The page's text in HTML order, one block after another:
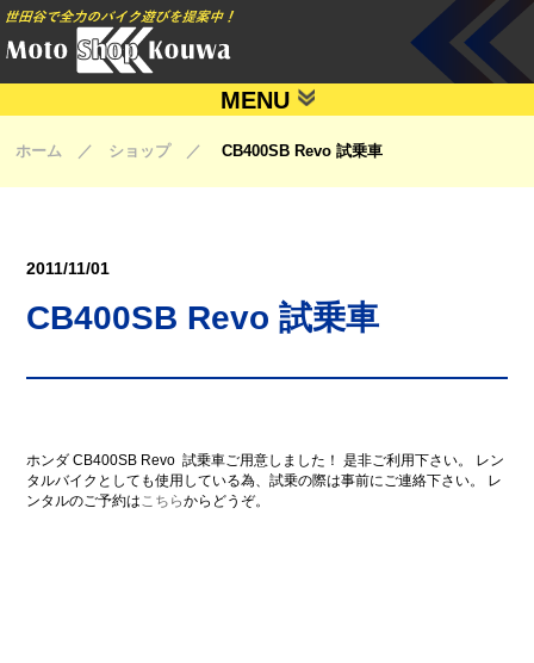
MENU
ホーム ／ ショップ ／CB400SB Revo 試乗車
2011/11/01
CB400SB Revo 試乗車
ホンダ CB400SB Revo 試乗車ご用意しました！ 是非ご利用下さい。 レン
タルバイクとしても使用している為、試乗の際は事前にご連絡下さい。 レ
ンタルのご予約はこちらからどうぞ。